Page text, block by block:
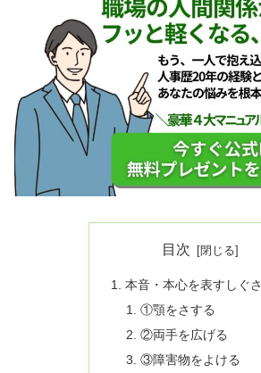
目次
本音・本心を表すしぐさ
①顎をさする
②両手を広げる
③障害物をよける